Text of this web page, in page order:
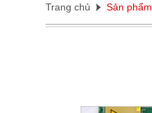
Trang chủ Sản phẩm